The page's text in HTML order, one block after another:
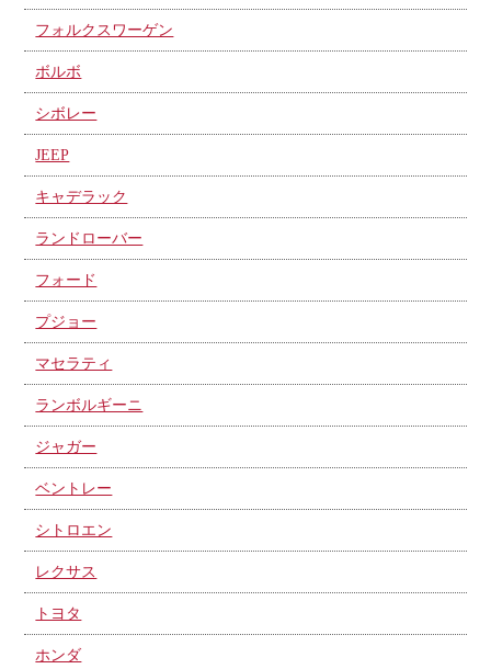
フォルクスワーゲン
ボルボ
シボレー
JEEP
キャデラック
ランドローバー
フォード
プジョー
マセラティ
ランボルギーニ
ジャガー
ベントレー
シトロエン
レクサス
トヨタ
ホンダ